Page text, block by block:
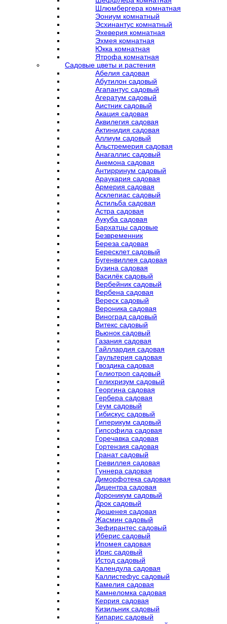
Шлюмбергера комнатная
Эониум комнатный
Эсхинантус комнатный
Эхеверия комнатная
Эхмея комнатная
Юкка комнатная
Ятрофа комнатная
Садовые цветы и растения
Абелия садовая
Абутилон садовый
Агапантус садовый
Агератум садовый
Аистник садовый
Акация садовая
Аквилегия садовая
Актинидия садовая
Аллиум садовый
Альстремерия садовая
Анагаллис садовый
Анемона садовая
Антирринум садовый
Араукария садовая
Армерия садовая
Асклепиас садовый
Астильба садовая
Астра садовая
Аукуба садовая
Бархатцы садовые
Безвременник
Береза садовая
Бересклет садовый
Бугенвиллея садовая
Бузина садовая
Василёк садовый
Вербейник садовый
Вербена садовая
Вереск садовый
Вероника садовая
Виноград садовый
Витекс садовый
Вьюнок садовый
Газания садовая
Гайллардия садовая
Гаультерия садовая
Гвоздика садовая
Гелиотроп садовый
Гелихризум садовый
Георгина садовая
Гербера садовая
Геум садовый
Гибискус садовый
Гиперикум садовый
Гипсофила садовая
Горечавка садовая
Гортензия садовая
Гранат садовый
Гревиллея садовая
Гуннера садовая
Диморфотека садовая
Дицентра садовая
Дороникум садовый
Дрок садовый
Дюшенея садовая
Жасмин садовый
Зефирантес садовый
Иберис садовый
Ипомея садовая
Ирис садовый
Истод садовый
Календула садовая
Каллистефус садовый
Камелия садовая
Камнеломка садовая
Керрия садовая
Кизильник садовый
Кипарис садовый